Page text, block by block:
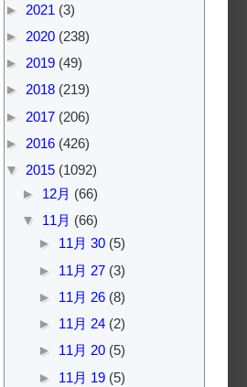
► 2021 (3)
► 2020 (238)
► 2019 (49)
► 2018 (219)
► 2017 (206)
► 2016 (426)
▼ 2015 (1092)
► 12月 (66)
▼ 11月 (66)
► 11月 30 (5)
► 11月 27 (3)
► 11月 26 (8)
► 11月 24 (2)
► 11月 20 (5)
► 11月 19 (5)